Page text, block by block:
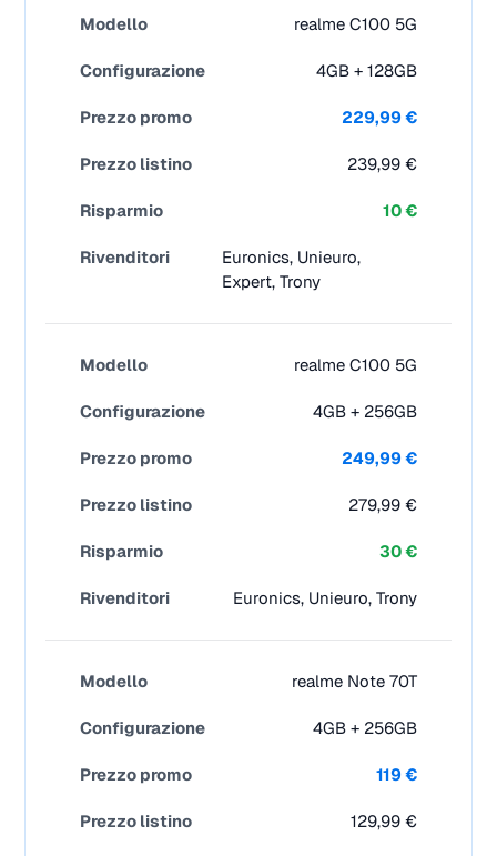
realme C100 5G
4GB + 128GB
229,99 €
239,99 €
10 €
Euronics, Unieuro,
Expert, Trony
realme C100 5G
4GB + 256GB
249,99 €
279,99 €
30 €
Euronics, Unieuro, Trony
realme Note 70T
4GB + 256GB
119 €
129,99 €